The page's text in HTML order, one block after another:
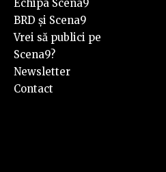
Echipa Scena9
BRD și Scena9
Vrei să publici pe
Scena9?
Newsletter
Contact